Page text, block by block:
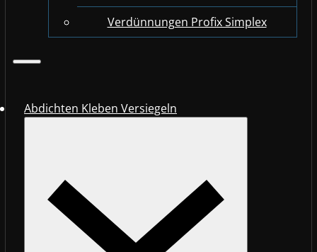
Verdünnungen Profix Simplex
Abdichten Kleben Versiegeln